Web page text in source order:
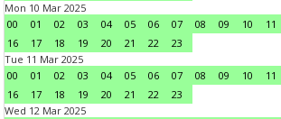
Mon 10 Mar 2025
00
01 02 03 04 05 06 07 08 09 10 11
16
17 18 19 20 21 22
23
Tue 11 Mar 2025
00
01 02 03 04 05 06 07 08 09 10 11
16
17 18 19 20 21 22
23
Wed 12 Mar 2025